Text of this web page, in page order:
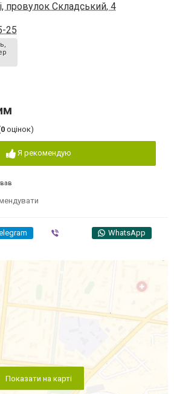
провулок Складський, 4
25
0 оцінок)
Я рекомендую
WhatsApp
Показати на карті